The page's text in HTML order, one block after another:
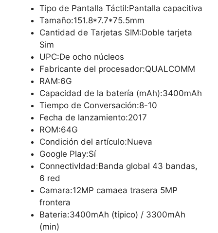
Tipo de Pantalla Táctil:Pantalla capacitiva
Tamaño:151.8*7.7*75.5mm
Cantidad de Tarjetas SIM:Doble tarjeta
Sim
UPC:De ocho núcleos
Fabricante del procesador:QUALCOMM
RAM:6G
Capacidad de la batería (mAh):3400mAh
Tiempo de Conversación:8-10
Fecha de lanzamiento:2017
ROM:64G
Condición del artículo:Nueva
Google Play:Sí
ConnectivIdad:Banda global 43 bandas,
6 red
Camara:12MP camaea trasera 5MP
frontera
Bateria:3400mAh (típico) / 3300mAh
(min)